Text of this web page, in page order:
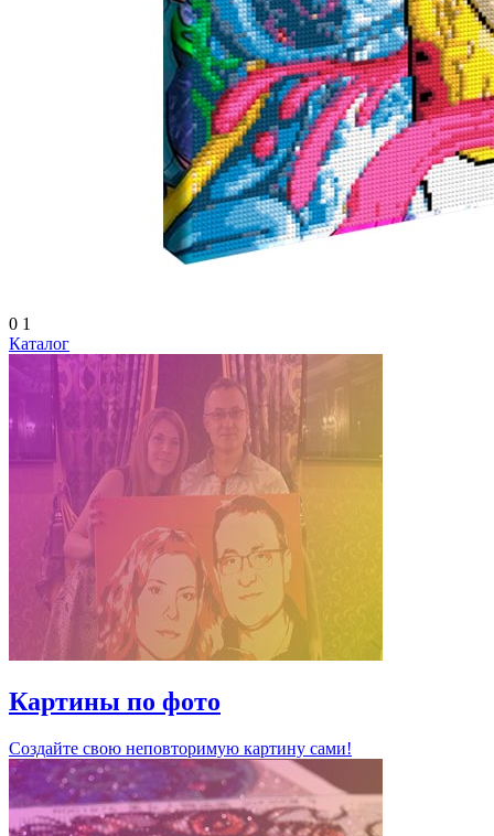
0 1
Каталог
Картины по фото
Создайте свою неповторимую картину сами!